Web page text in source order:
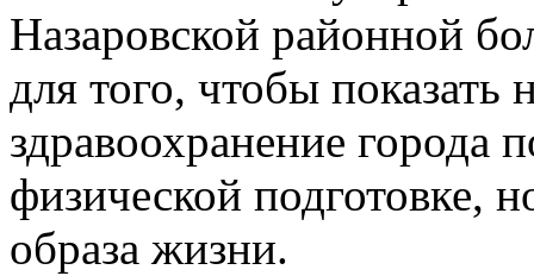
Назаровской районной
для того, чтобы показать
здравоохранение города
физической подготовке,
образа жизни.